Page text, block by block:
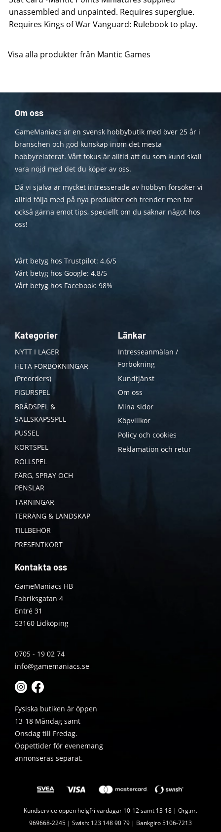
unassembled and unpainted. Requires superglue.
Requires Kings of War Vanguard: Rulebook to play.
Visa alla produkter från Mantic Games
Om oss
GameManiacs är en svensk hobbybutik med över 25 år i
branschen och god kunskap inom det mesta
hobbyrelaterat. Vårt fokus är alltid att du som kund skall
vara nöjd med det du köper av oss.
Då vi själva är mycket intresserade av hobbyn försöker vi
alltid följa med på nya produkter och trender men tar
också gärna emot tips, speciellt om du saknar något hos
oss!
Vårt betyg hos Trustpilot: 4.6/5
Vårt betyg hos Google: 4.8/5
Vårt betyg hos Facebook: 98%
Kategorier
NYTT I LAGER
HETA FÖRBOKNINGAR
(Preorders)
FIGURSPEL
BRÄDSPEL &
SÄLLSKAPSSPEL
PUSSEL
KORTSPEL
ROLLSPEL
FÄRG, SPRAY OCH
PENSLAR
TÄRNINGAR
TERRÄNG & LANDSKAP
TILLBEHÖR
PRESENTKORT
Länkar
Intresseanmälan /
Förbokning
Kundtjänst
Om oss
Mina sidor
Köpvillkor
Policy och cookies
Reklamation och retur
Kontakta oss
GameManiacs HB
Fabriksgatan 4
Entré 31
53160 Lidköping
0705 - 19 02 74
info@gamemaniacs.se
Fysiska butiken är öppen
13-18 Måndag samt
Onsdag till Fredag.
Öppettider för evenemang
annonseras separat.
Kundservice öppen helgfri vardagar 10-12 samt 13-18 | Org.nr.
969668-2245 | Swish: 123 148 90 79 | Bankgiro 5106-7213